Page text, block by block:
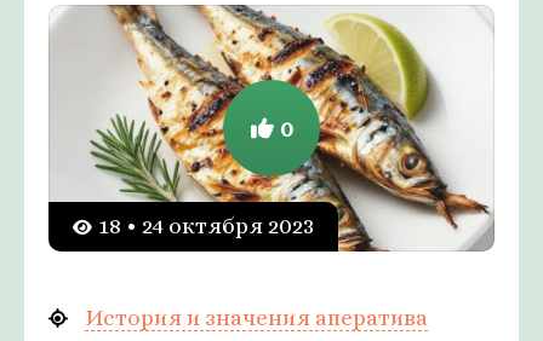
18 • 24 октября 2023
0
История и значения аператива